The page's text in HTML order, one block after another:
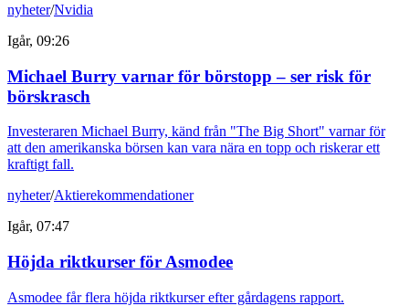
nyheter/Nvidia
Igår, 09:26
Michael Burry varnar för börstopp – ser risk för
börskrasch
Investeraren Michael Burry, känd från "The Big Short" varnar för
att den amerikanska börsen kan vara nära en topp och riskerar ett
kraftigt fall.
nyheter/Aktierekommendationer
Igår, 07:47
Höjda riktkurser för Asmodee
Asmodee får flera höjda riktkurser efter gårdagens rapport.